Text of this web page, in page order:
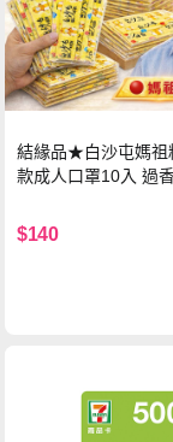
結緣品★白沙屯媽祖
款成人口罩10入 過
$140